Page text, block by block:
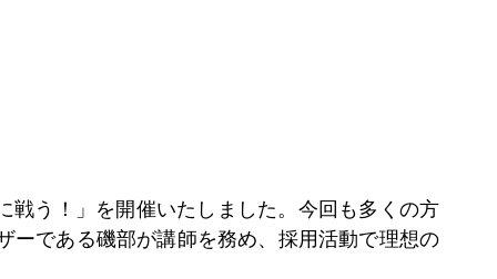
う！」を開催いたしました。今回も多くの方
ーである磯部が講師を務め、採用活動で理想の